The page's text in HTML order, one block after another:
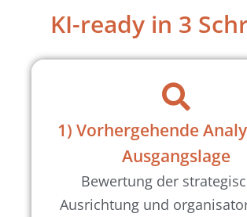
KI-ready in 3
1) Vorhergehende
Ausgangslage
Bewertung der
Ausrichtung und